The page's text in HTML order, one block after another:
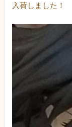
入荷しました！